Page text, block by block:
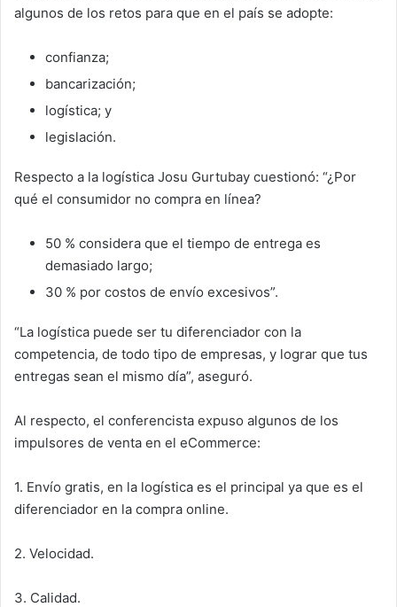
algunos de los retos para que en el país se adopte:
confianza;
bancarización;
logística; y
legislación.
Respecto a la logística Josu Gurtubay cuestionó: “¿Por
qué el consumidor no compra en línea?
50 % considera que el tiempo de entrega es
demasiado largo;
30 % por costos de envío excesivos”.
“La logística puede ser tu diferenciador con la
competencia, de todo tipo de empresas, y lograr que tus
entregas sean el mismo día”, aseguró.
Al respecto, el conferencista expuso algunos de los
impulsores de venta en el eCommerce:
1. Envío gratis, en la logística es el principal ya que es el
diferenciador en la compra online.
2. Velocidad.
3. Calidad.